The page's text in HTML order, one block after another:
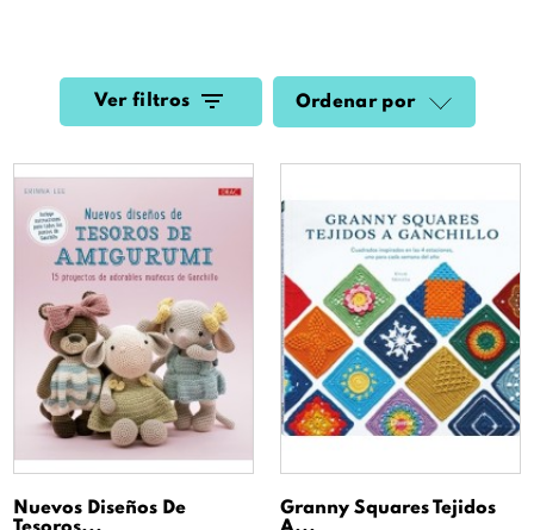
Ver filtros Ordenar por
Nuevos Diseños De
Granny Squares Tejidos